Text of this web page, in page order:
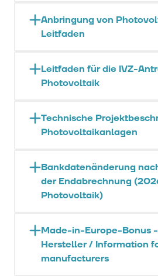
Anbringung von
Leitfaden
Leitfaden für die IVZ-
Photovoltaik
Technische
Photovoltaikanlagen
Bankdatenänderung
der Endabrechnung
Photovoltaik)
Made-in-Europe-Bonus
Hersteller / Information
manufacturers